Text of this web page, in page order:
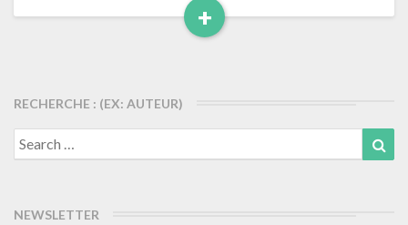
+
Read
RECHERCHE : (EX: AUTEUR)
Search
for:
NEWSLETTER